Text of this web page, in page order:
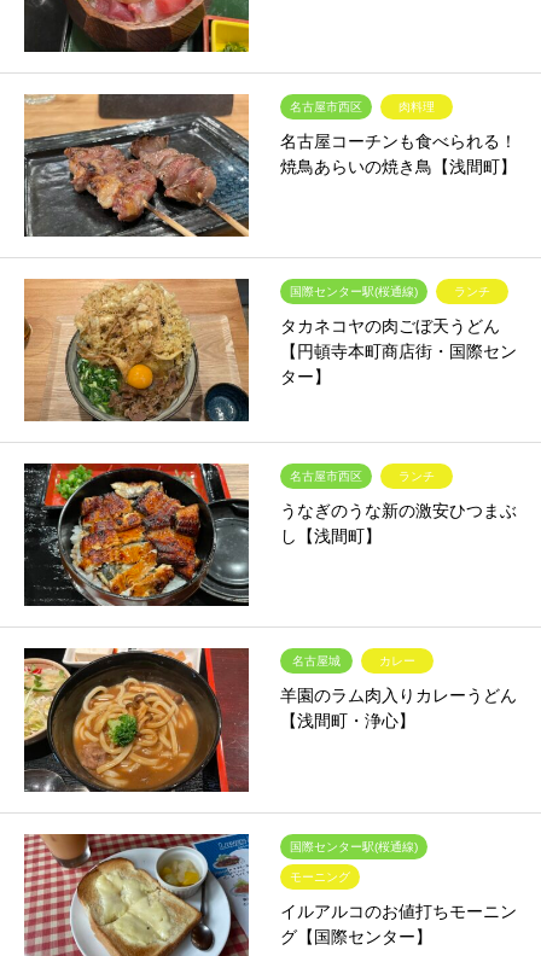
名古屋市西区 肉料理
名古屋コーチンも食べられる！
焼鳥あらいの焼き鳥【浅間町】
国際センター駅(桜通線) ランチ
タカネコヤの肉ごぼ天うどん
【円頓寺本町商店街・国際セン
ター】
名古屋市西区 ランチ
うなぎのうな新の激安ひつまぶ
し【浅間町】
名古屋城 カレー
羊園のラム肉入りカレーうどん
【浅間町・浄心】
国際センター駅(桜通線)
モーニング
イルアルコのお値打ちモーニン
グ【国際センター】